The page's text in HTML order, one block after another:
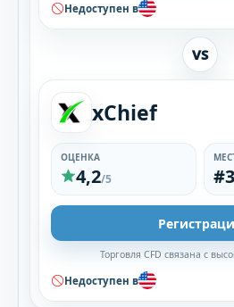
Недоступен в
VS
xChief
ОЦЕНКА
4,2/5
Торговля CFD связана с
Недоступен в